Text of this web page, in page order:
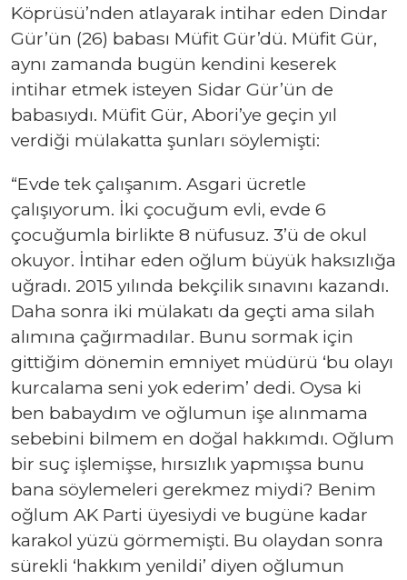
Köprüsü’nden atlayarak intihar eden Dindar
Gür’ün (26) babası Müfit Gür’dü. Müfit Gür,
aynı zamanda bugün kendini keserek
intihar etmek isteyen Sidar Gür’ün de
babasıydı. Müfit Gür, Abori’ye geçin yıl
verdiği mülakatta şunları söylemişti:
“Evde tek çalışanım. Asgari ücretle
çalışıyorum. İki çocuğum evli, evde 6
çocuğumla birlikte 8 nüfusuz. 3’ü de okul
okuyor. İntihar eden oğlum büyük haksızlığa
uğradı. 2015 yılında bekçilik sınavını kazandı.
Daha sonra iki mülakatı da geçti ama silah
alımına çağırmadılar. Bunu sormak için
gittiğim dönemin emniyet müdürü ‘bu olayı
kurcalama seni yok ederim’ dedi. Oysa ki
ben babaydım ve oğlumun işe alınmama
sebebini bilmem en doğal hakkımdı. Oğlum
bir suç işlemişse, hırsızlık yapmışsa bunu
bana söylemeleri gerekmez miydi? Benim
oğlum AK Parti üyesiydi ve bugüne kadar
karakol yüzü görmemişti. Bu olaydan sonra
sürekli ‘hakkım yenildi’ diyen oğlumun